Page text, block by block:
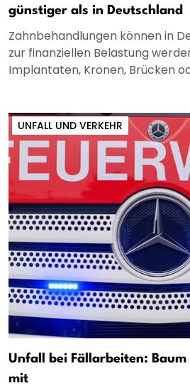
günstiger als in Deutschland
Zahnbehandlungen können in
zur finanziellen Belastung
Implantaten, Kronen, Brücken
UNFALL UND VERKEHR
Unfall bei Fällarbeiten:
mit